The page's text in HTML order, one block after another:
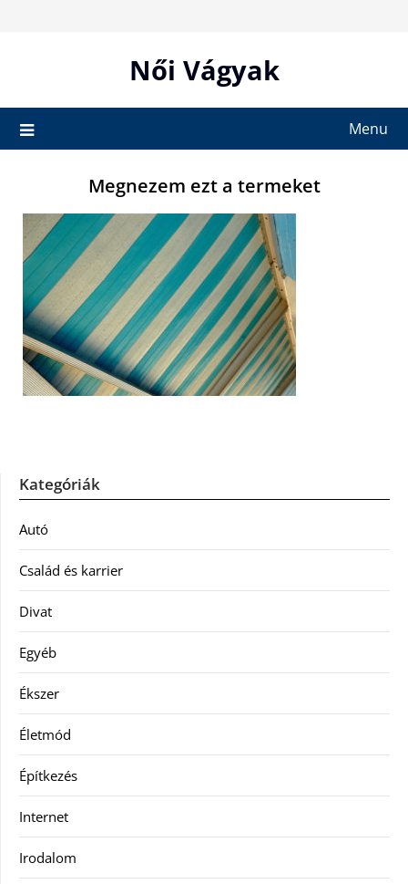
Női Vágyak
Menu
Megnezem ezt a termeket
Kategóriák
Autó
Család és karrier
Divat
Egyéb
Ékszer
Életmód
Építkezés
Internet
Irodalom